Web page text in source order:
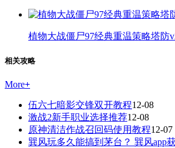
植物大战僵尸97经典重温策略塔防
相关攻略
More+
伍六七暗影交锋双开教程12-08
激战2新手职业选择推荐12-08
原神清洁作战召回码使用教程12-07
巽风玩多久能搞到茅台？ 巽风app